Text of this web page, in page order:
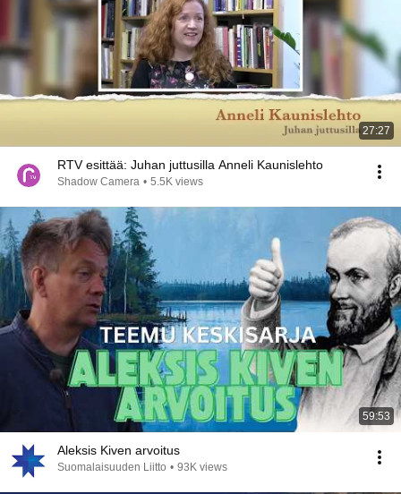
27:27
RTV esittää: Juhan juttusilla Anneli Kaunislehto
Shadow Camera • 5.5K views
59:53
Aleksis Kiven arvoitus
Suomalaisuuden Liitto • 93K views